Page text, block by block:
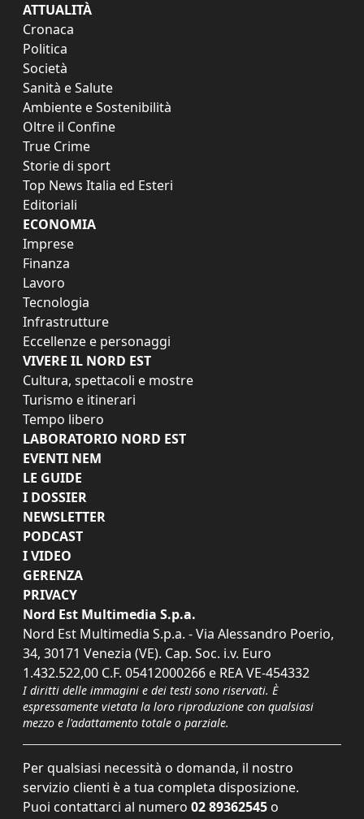
ATTUALITÀ
Cronaca
Politica
Società
Sanità e Salute
Ambiente e Sostenibilità
Oltre il Confine
True Crime
Storie di sport
Top News Italia ed Esteri
Editoriali
ECONOMIA
Imprese
Finanza
Lavoro
Tecnologia
Infrastrutture
Eccellenze e personaggi
VIVERE IL NORD EST
Cultura, spettacoli e mostre
Turismo e itinerari
Tempo libero
LABORATORIO NORD EST
EVENTI NEM
LE GUIDE
I DOSSIER
NEWSLETTER
PODCAST
I VIDEO
GERENZA
PRIVACY
Nord Est Multimedia S.p.a.
Nord Est Multimedia S.p.a. - Via Alessandro Poerio,
34, 30171 Venezia (VE). Cap. Soc. i.v. Euro
1.432.522,00 C.F. 05412000266 e REA VE-454332
I diritti delle immagini e dei testi sono riservati. È
espressamente vietata la loro riproduzione con qualsiasi
mezzo e l'adattamento totale o parziale.
Per qualsiasi necessità o domanda, il nostro
servizio clienti è a tua completa disposizione.
Puoi contattarci al numero 02 89362545 o